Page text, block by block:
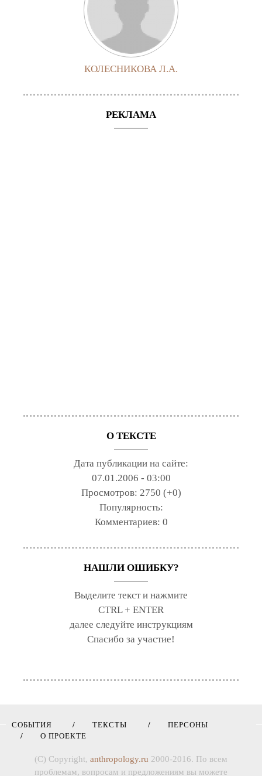
КОЛЕСНИКОВА Л.А.
РЕКЛАМА
О ТЕКСТЕ
Дата публикации на сайте:
07.01.2006 - 03:00
Просмотров: 2750 (+0)
Популярность:
Комментариев: 0
НАШЛИ ОШИБКУ?
Выделите текст и нажмите
CTRL + ENTER
далее следуйте инструкциям
Спасибо за участие!
СОБЫТИЯ ТЕКСТЫ
ПЕРСОНЫ
О ПРОЕКТЕ
(C) Copyright, anthropology.ru 2000-2016. По всем
проблемам, вопросам и предложениям вы можете